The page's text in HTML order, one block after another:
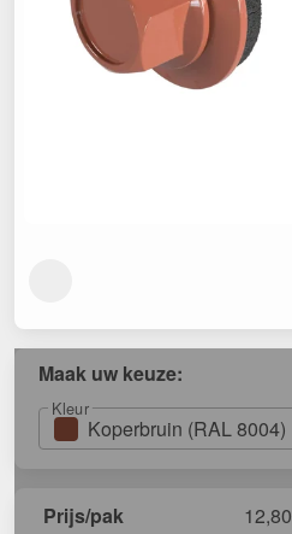
Maak uw keuze:
Kleur
Koperbruin (RAL 8004)
Prijs/pak 12,80